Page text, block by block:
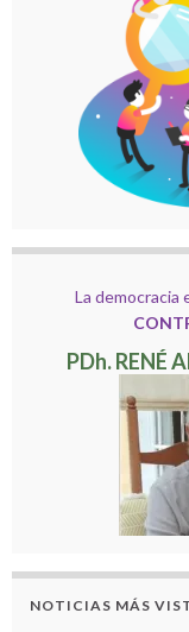
La democracia
PDh. RENÉ
NOTICIAS MÁS